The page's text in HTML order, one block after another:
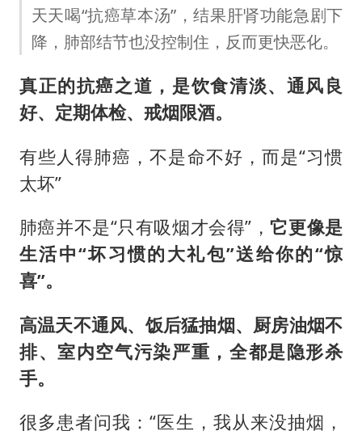
天天喝“抗癌草本汤”，结果肝肾功能急剧下
降，肺部结节也没控制住，反而更快恶化。
真正的抗癌之道，是饮食清淡、通风良
好、定期体检、戒烟限酒。
有些人得肺癌，不是命不好，而是“习惯
太坏”
肺癌并不是“只有吸烟才会得”，它更像是
生活中“坏习惯的大礼包”送给你的“惊
喜”。
高温天不通风、饭后猛抽烟、厨房油烟不
排、室内空气污染严重，全都是隐形杀
手。
很多患者问我：“医生，我从来没抽烟，